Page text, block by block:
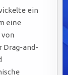
ein
eine
von
Drag-and-